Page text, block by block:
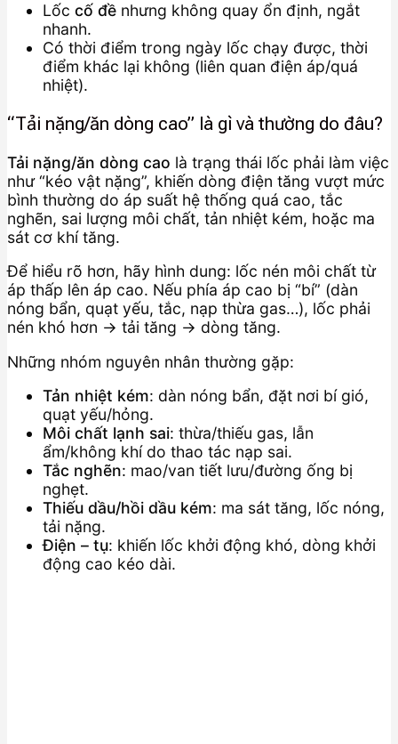
Lốc cố đề nhưng không quay ổn định, ngắt
nhanh.
Có thời điểm trong ngày lốc chạy được, thời
điểm khác lại không (liên quan điện áp/quá
nhiệt).
“Tải nặng/ăn dòng cao” là gì và thường do đâu?
Tải nặng/ăn dòng cao là trạng thái lốc phải làm việc
như “kéo vật nặng”, khiến dòng điện tăng vượt mức
bình thường do áp suất hệ thống quá cao, tắc
nghẽn, sai lượng môi chất, tản nhiệt kém, hoặc ma
sát cơ khí tăng.
Để hiểu rõ hơn, hãy hình dung: lốc nén môi chất từ
áp thấp lên áp cao. Nếu phía áp cao bị “bí” (dàn
nóng bẩn, quạt yếu, tắc, nạp thừa gas…), lốc phải
nén khó hơn → tải tăng → dòng tăng.
Những nhóm nguyên nhân thường gặp:
Tản nhiệt kém: dàn nóng bẩn, đặt nơi bí gió,
quạt yếu/hỏng.
Môi chất lạnh sai: thừa/thiếu gas, lẫn
ẩm/không khí do thao tác nạp sai.
Tắc nghẽn: mao/van tiết lưu/đường ống bị
nghẹt.
Thiếu dầu/hồi dầu kém: ma sát tăng, lốc nóng,
tải nặng.
Điện – tụ: khiến lốc khởi động khó, dòng khởi
động cao kéo dài.